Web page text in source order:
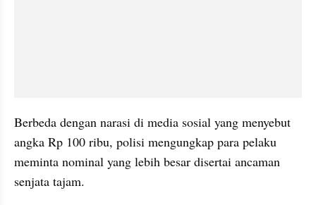
Berbeda dengan narasi di media sosial yang menyebut
angka Rp 100 ribu, polisi mengungkap para pelaku
meminta nominal yang lebih besar disertai ancaman
senjata tajam.